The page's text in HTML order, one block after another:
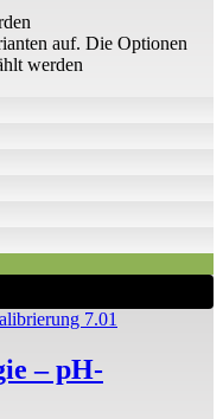
auf. Die Optionen
werden
– pH-